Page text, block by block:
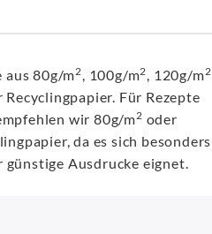
aus 80g/m2, 100g/m2, 120g/m2
Recyclingpapier. Für Rezepte
wir 80g/m2 oder
da es sich besonders
günstige Ausdrucke eignet.